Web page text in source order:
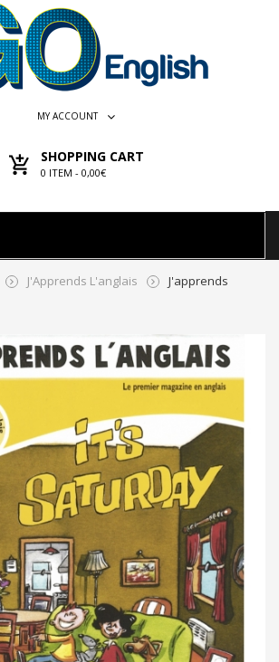
MY ACCOUNT
SHOPPING CART
0 ITEM - 0,00€
J'Apprends L'anglais
J'apprends